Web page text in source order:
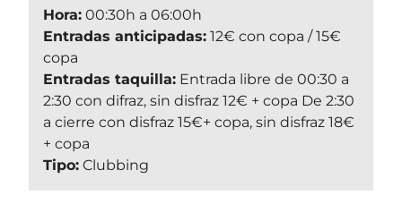
Hora: 00:30h a 06:00h
Entradas anticipadas: 12€ con copa / 15€
copa
Entradas taquilla: Entrada libre de 00:30 a
2:30 con difraz, sin disfraz 12€ + copa De 2:30
a cierre con disfraz 15€+ copa, sin disfraz 18€
+ copa
Tipo: Clubbing